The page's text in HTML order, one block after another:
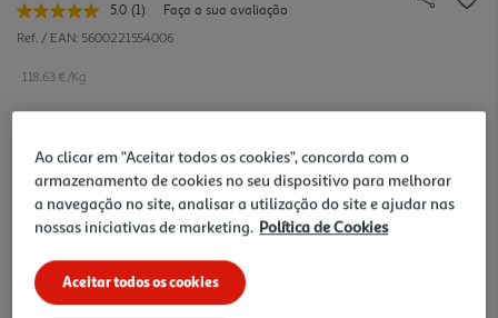
5.0 Leu
uma
a
(1)
Faça a sua avaliação
Ref. / EAN: 5600221554006
118.63 €/Kg
9,49 €
Notas de preparação
Ao clicar em "Aceitar todos os cookies", concorda com o
armazenamento de cookies no seu dispositivo para melhorar
a navegação no site, analisar a utilização do site e ajudar nas
nossas iniciativas de marketing. Política de Cookies
Aceitar todos os cookies